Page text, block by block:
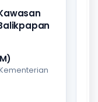
Kementerian